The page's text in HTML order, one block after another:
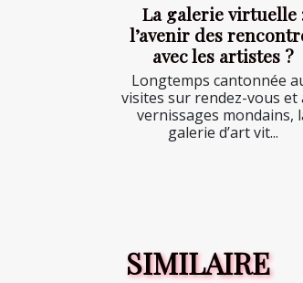
La galerie virtuelle
l’avenir des
avec les artistes ?
Longtemps cantonnée
visites sur rendez-vous et
vernissages mondains,
galerie d’art vit...
SIMILAIRE